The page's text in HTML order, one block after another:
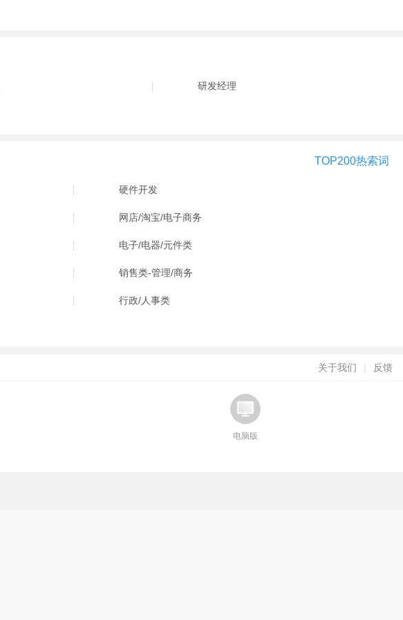
研发经理
TOP200热索词
硬件开发
网店/淘宝/电子商务
电子/电器/元件类
销售类-管理/商务
行政/人事类
关于我们 | 反馈
电脑版